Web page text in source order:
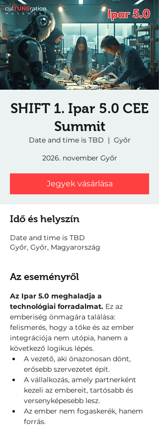
SHIFT 1. Ipar 5.0 CEE
Summit
Date and time is TBD
  |
Győr
2026. november Győr
Jegyek vásárlása
Idő és helyszín
Date and time is TBD
Győr, Győr, Magyarország
Az eseményről
Az Ipar 5.0 meghaladja a
technológiai forradalmat. Ez az
emberiség önmagára találása:
felismerés, hogy a tőke és az ember
integrációja nem utópia, hanem a
következő logikus lépés.
A vezető, aki önazonosan dönt,
erősebb szervezetet épít.
A vállalkozás, amely partnerként
kezeli az embereit, tartósabb és
versenyképesebb lesz.
Az ember nem fogaskerék, hanem
forrás.